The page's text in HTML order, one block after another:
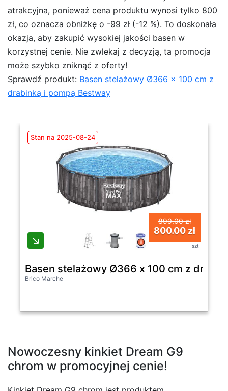
atrakcyjna, ponieważ cena produktu wynosi tylko 800
zł, co oznacza obniżkę o -99 zł (-12 %). To doskonała
okazja, aby zakupić wysokiej jakości basen w
korzystnej cenie. Nie zwlekaj z decyzją, ta promocja
może szybko zniknąć z oferty!
Sprawdź produkt: Basen stelażowy Ø366 x 100 cm z
drabinką i pompą Bestway
Stan na 2025-08-24
899.00 zł
800.00 zł
szt
Basen stelażowy Ø366 x 100 cm z
Brico Marche
Nowoczesny kinkiet Dream G9
chrom w promocyjnej cenie!